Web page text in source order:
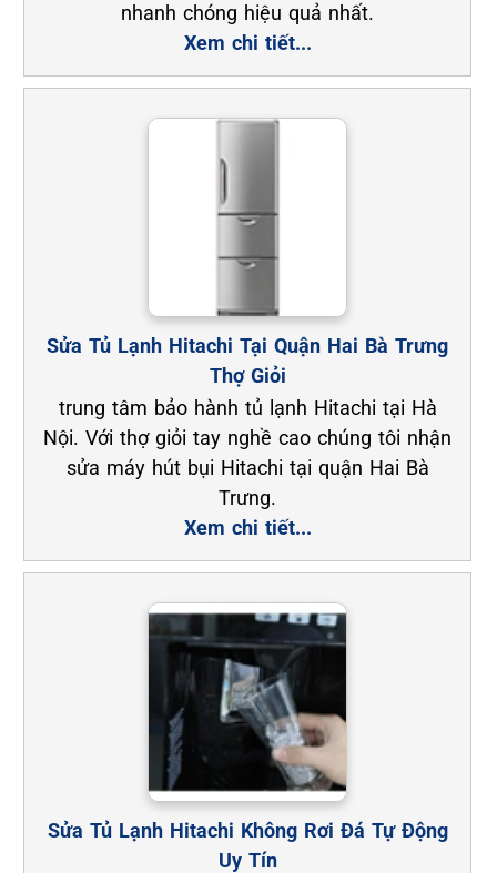
nhanh chóng hiệu quả nhất.
Xem chi tiết...
Sửa Tủ Lạnh Hitachi Tại Quận Hai Bà Trưng
Thợ Giỏi
trung tâm bảo hành tủ lạnh Hitachi tại Hà
Nội. Với thợ giỏi tay nghề cao chúng tôi nhận
sửa máy hút bụi Hitachi tại quận Hai Bà
Trưng.
Xem chi tiết...
Sửa Tủ Lạnh Hitachi Không Rơi Đá Tự Động
Uy Tín